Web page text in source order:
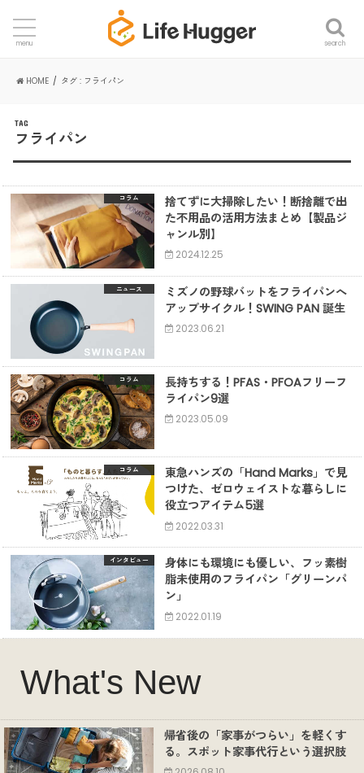
search
menu
HOME タグ : フライパン
TAG
フライパン
コラム
捨てずに大掃除したい！断捨離で出
た不用品の活用方法まとめ【製品ジ
ャンル別】
2024.12.25
ニュース
ミズノの野球バットをフライパンへ
アップサイクル！SWING PAN 誕生
2023.06.21
コラム
長持ちする！PFAS・PFOAフリーフ
ライパン9選
2023.05.09
コラム
東急ハンズの「Hand Marks」で見
つけた、ゼロウェイストな暮らしに
役立つアイテム5選
2022.03.31
インタビュー
身体にも環境にも優しい、フッ素樹
脂未使用のフライパン「グリーンパ
ン」
2022.01.19
What's New
帰省後の「家事がつらい」を軽くす
る。スポット家事代行という選択肢